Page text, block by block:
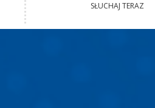
SŁUCHAJ TERAZ